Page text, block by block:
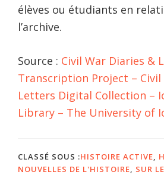
élèves ou étudiants en
l’archive.
Source : Civil War Diaries &
Transcription Project – Civil
Letters Digital Collection –
Library – The University of
CLASSÉ SOUS :HISTOIRE ACTIVE,
NOUVELLES DE L'HISTOIRE, SUR